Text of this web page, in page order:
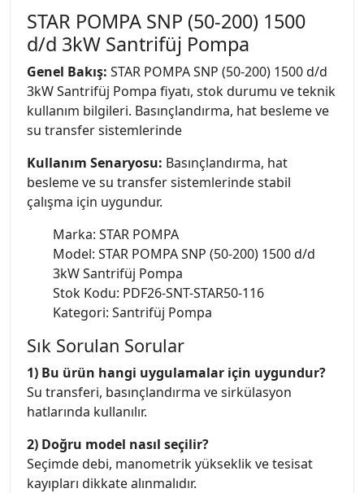
STAR POMPA SNP (50-200) 1500
d/d 3kW Santrifüj Pompa
Genel Bakış: STAR POMPA SNP (50-200) 1500 d/d
3kW Santrifüj Pompa fiyatı, stok durumu ve teknik
kullanım bilgileri. Basınçlandırma, hat besleme ve
su transfer sistemlerinde
Kullanım Senaryosu: Basınçlandırma, hat
besleme ve su transfer sistemlerinde stabil
çalışma için uygundur.
Marka: STAR POMPA
Model: STAR POMPA SNP (50-200) 1500 d/d
3kW Santrifüj Pompa
Stok Kodu: PDF26-SNT-STAR50-116
Kategori: Santrifüj Pompa
Sık Sorulan Sorular
1) Bu ürün hangi uygulamalar için uygundur?
Su transferi, basınçlandırma ve sirkülasyon
hatlarında kullanılır.
2) Doğru model nasıl seçilir?
Seçimde debi, manometrik yükseklik ve tesisat
kayıpları dikkate alınmalıdır.